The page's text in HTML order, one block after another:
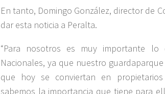
En tanto, Domingo González, director de
dar esta noticia a Peralta.
“Para nosotros es muy importante
Nacionales, ya que nuestro
que hoy se conviertan en
sabemos la importancia que tiene para